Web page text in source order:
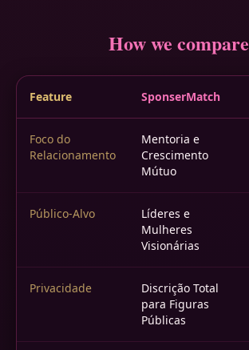
How we compare
Feature SponserMatch
Foco do
Relacionamento
Mentoria e
Crescimento
Mútuo
Público-Alvo
Líderes e
Mulheres
Visionárias
Privacidade
Discrição Total
para Figuras
Públicas